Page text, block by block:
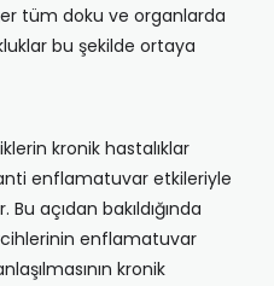
tüm doku ve organlarda
bu şekilde ortaya
kronik hastalıklar
enflamatuvar etkileriyle
açıdan bakıldığında
enflamatuvar
kronik